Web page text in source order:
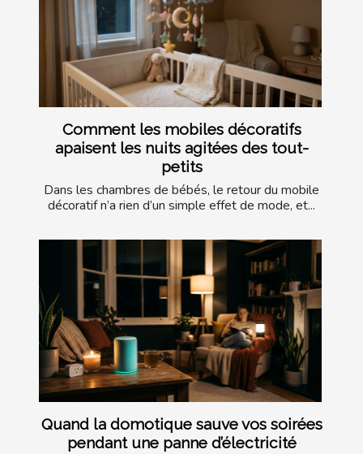
Comment les mobiles décoratifs
apaisent les nuits agitées des tout-
petits
Dans les chambres de bébés, le retour du mobile
décoratif n’a rien d’un simple effet de mode, et...
Quand la domotique sauve vos soirées
pendant une panne d’électricité